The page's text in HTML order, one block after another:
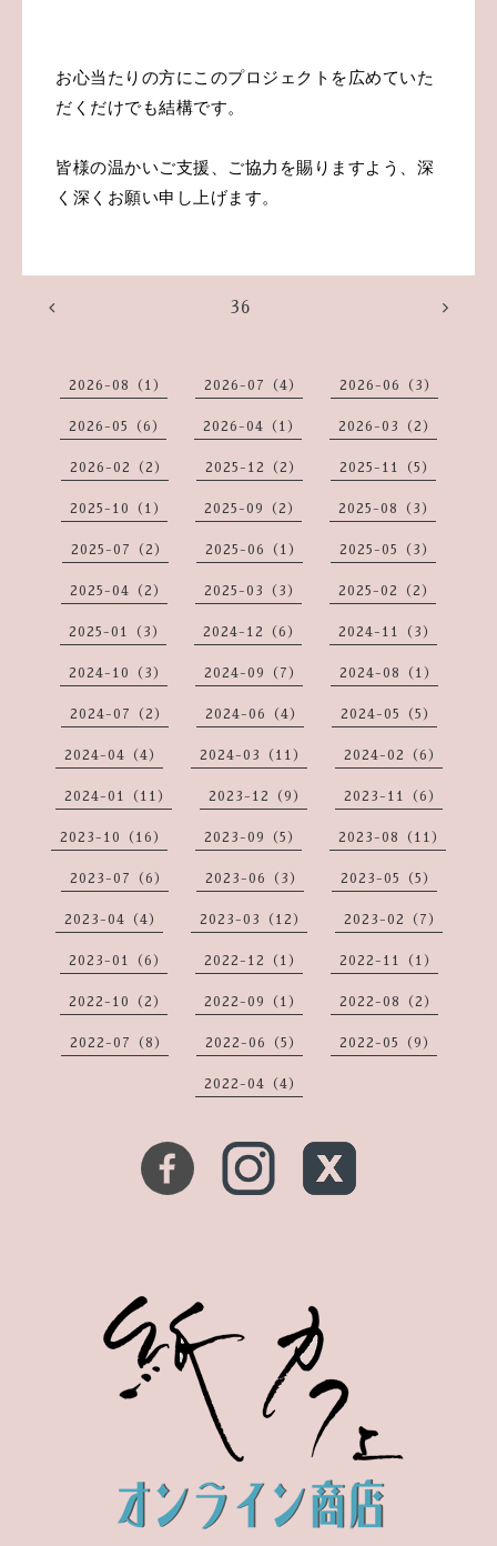
お心当たりの方にこのプロジェクトを広めていた
だくだけでも結構です。
皆様の温かいご支援、ご協力を賜りますよう、深
く深くお願い申し上げます。
36
2026-08（1） 2026-07（4） 2026-06（3）
2026-05（6） 2026-04（1） 2026-03（2）
2026-02（2） 2025-12（2） 2025-11（5）
2025-10（1） 2025-09（2） 2025-08（3）
2025-07（2） 2025-06（1） 2025-05（3）
2025-04（2） 2025-03（3） 2025-02（2）
2025-01（3） 2024-12（6） 2024-11（3）
2024-10（3） 2024-09（7） 2024-08（1）
2024-07（2） 2024-06（4） 2024-05（5）
2024-04（4） 2024-03（11） 2024-02（6）
2024-01（11） 2023-12（9） 2023-11（6）
2023-10（16） 2023-09（5） 2023-08（11）
2023-07（6） 2023-06（3） 2023-05（5）
2023-04（4） 2023-03（12） 2023-02（7）
2023-01（6） 2022-12（1） 2022-11（1）
2022-10（2） 2022-09（1） 2022-08（2）
2022-07（8） 2022-06（5） 2022-05（9）
2022-04（4）